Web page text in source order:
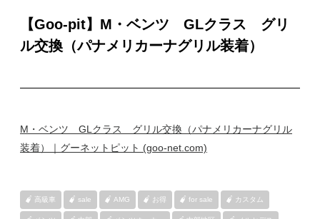
【Goo-pit】M・ベンツ GLクラス グリ
ル交換（パナメリカーナグリル装着）
M・ベンツ GLクラス グリル交換（パナメリカーナグリル
装着）｜グーネットピット (goo-net.com)
高級車 sale AMG お得 for sale カスタム